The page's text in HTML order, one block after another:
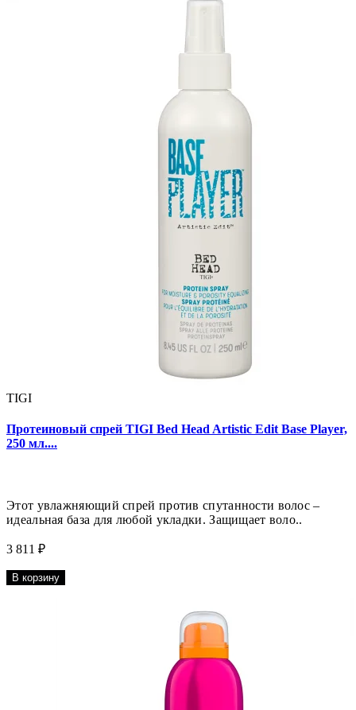
TIGI
Протеиновый спрей TIGI Bed Head Artistic Edit Base Player,
250 мл....
Этот увлажняющий спрей против спутанности волос –
идеальная база для любой укладки. Защищает воло..
3 811 ₽
В корзину